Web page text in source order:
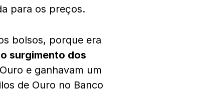
para os preços.
bolsos, porque era
surgimento dos
e ganhavam um
de Ouro no Banco